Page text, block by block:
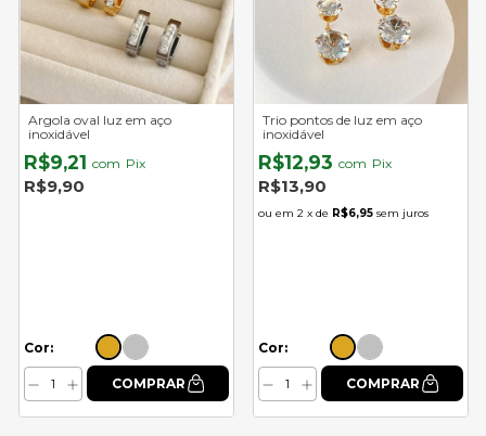
Argola oval luz em aço
inoxidável
R$9,21 com Pix
R$9,90
Cor:
Trio pontos de luz em aço
inoxidável
R$12,93 com Pix
R$13,90
2 x de R$6,95 sem juros
Cor: